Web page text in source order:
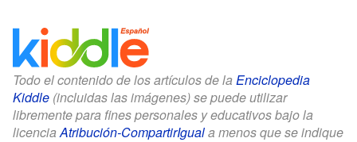
Todo el contenido de los artículos de la Enciclopedia
Kiddle (incluidas las imágenes) se puede utilizar
libremente para fines personales y educativos bajo la
licenciaAtribución-CompartirIguala menos que se indique